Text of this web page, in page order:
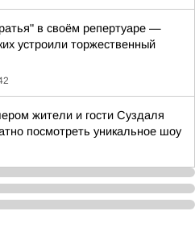
в своём репертуаре —
устроили торжественный
жители и гости Суздаля
посмотреть уникальное шоу